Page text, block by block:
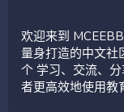
欢迎来到
量身打造的中文社
个 学习、交流、
者更高效地使用教